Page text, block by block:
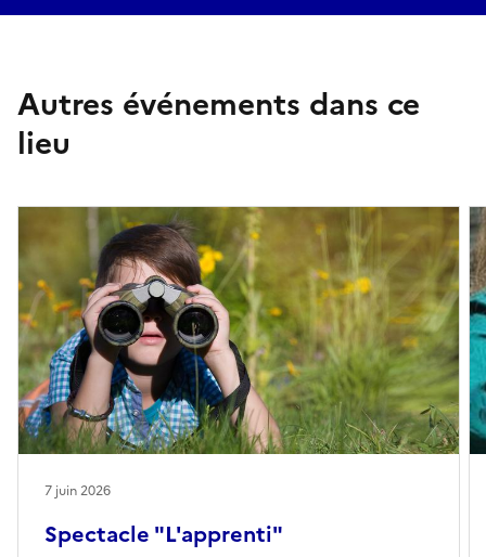
Autres événements dans ce
lieu
Spectacle "L'apprenti"
7 juin 2026